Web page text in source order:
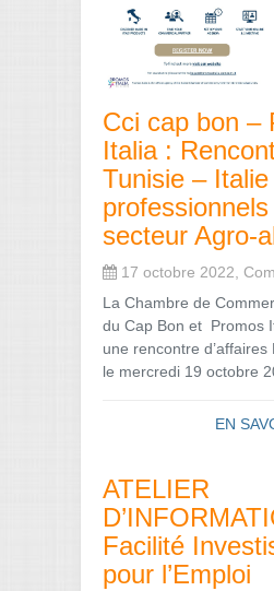
Cci cap bon –
Italia :
Tunisie –
professionnels
secteur Agro-
17 octobre 2022,
La Chambre de
du Cap Bon et Promos
une rencontre d’affaires
le mercredi 19 octobre
EN
ATELIER
Facilité
pour l’Emploi